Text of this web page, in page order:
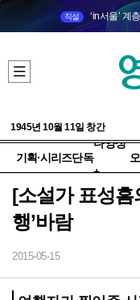
직설 ‘in서울’ 계
1945년 10월 11일 창간
기획·시리즈단독
다양성
+
[소설가 표성흠
행’바람
2015-05-15